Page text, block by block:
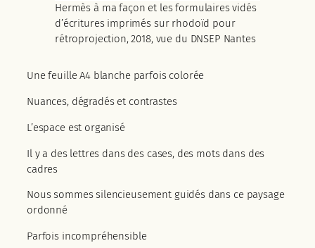
Hermès à ma façon et les formulaires vidés
d’écritures imprimés sur rhodoïd pour
rétroprojection, 2018, vue du DNSEP Nantes
Une feuille A4 blanche parfois colorée
Nuances, dégradés et contrastes
L’espace est organisé
Il y a des lettres dans des cases, des mots dans des
cadres
Nous sommes silencieusement guidés dans ce paysage
ordonné
Parfois incompréhensible